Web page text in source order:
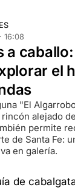
16:08
a
el
"El
alejado
permite
de Santa Fe:
en galería.